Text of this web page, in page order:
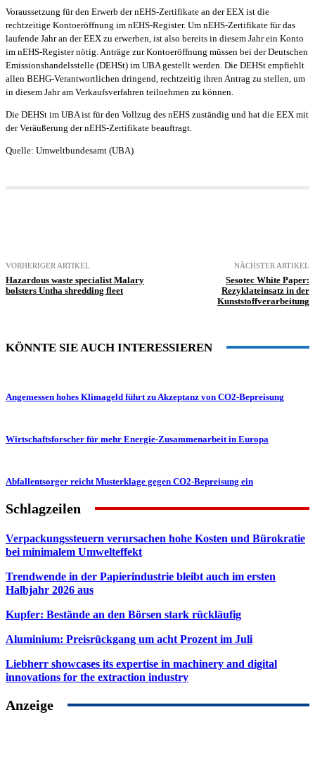
Voraussetzung für den Erwerb der nEHS-Zertifikate an der EEX ist die
rechtzeitige Kontoeröffnung im nEHS-Register. Um nEHS-Zertifikate für das
laufende Jahr an der EEX zu erwerben, ist also bereits in diesem Jahr ein Konto
im nEHS-Register nötig. Anträge zur Kontoeröffnung müssen bei der Deutschen
Emissionshandelsstelle (DEHSt) im UBA gestellt werden. Die DEHSt empfiehlt
allen BEHG-Verantwortlichen dringend, rechtzeitig ihren Antrag zu stellen, um
in diesem Jahr am Verkaufsverfahren teilnehmen zu können.
Die DEHSt im UBA ist für den Vollzug des nEHS zuständig und hat die EEX mit
der Veräußerung der nEHS-Zertifikate beauftragt.
Quelle: Umweltbundesamt (UBA)
VORHERIGER ARTIKEL
Hazardous waste specialist Malary
bolsters Untha shredding fleet
NÄCHSTER ARTIKEL
Sesotec White Paper:
Rezyklateinsatz in der
Kunststoffverarbeitung
KÖNNTE SIE AUCH INTERESSIEREN
Angemessen hohes Klimageld führt zu Akzeptanz von CO2-Bepreisung
Wirtschaftsforscher für mehr Energie-Zusammenarbeit in Europa
Abfallentsorger reicht Musterklage gegen CO2-Bepreisung ein
Schlagzeilen
Verpackungssteuern verursachen hohe Kosten und Bürokratie
bei minimalem Umwelteffekt
Trendwende in der Papierindustrie bleibt auch im ersten
Halbjahr 2026 aus
Kupfer: Bestände an den Börsen stark rückläufig
Aluminium: Preisrückgang um acht Prozent im Juli
Liebherr showcases its expertise in machinery and digital
innovations for the extraction industry
Anzeige